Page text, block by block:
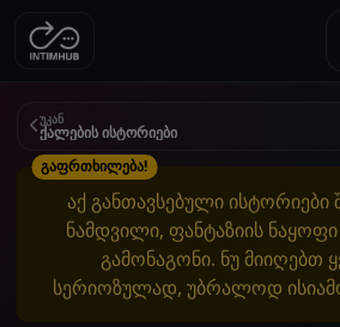
უკან
ქალების ისტორიები
გაფრთხილება!
აქ განთავსებული ისტორიები
ნამდვილი, ფანტაზიის
გამონაგონი. ნუ მიიღებთ
სერიოზულად, უბრალოდ